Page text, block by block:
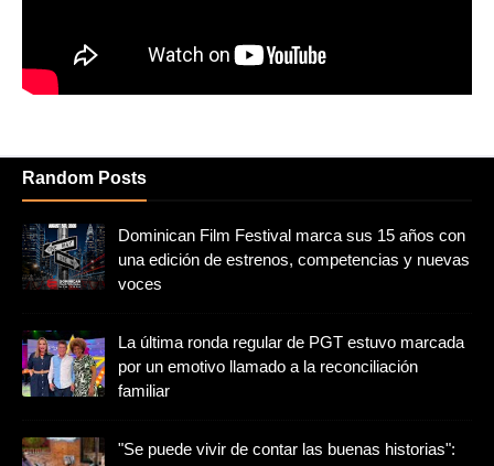
Random Posts
Dominican Film Festival marca sus 15 años con
una edición de estrenos, competencias y nuevas
voces
La última ronda regular de PGT estuvo marcada
por un emotivo llamado a la reconciliación
familiar
"Se puede vivir de contar las buenas historias":